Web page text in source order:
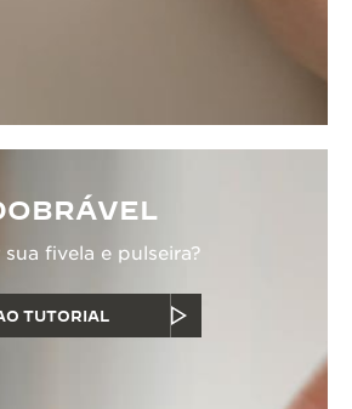
fivela e pulseira?
TUTORIAL